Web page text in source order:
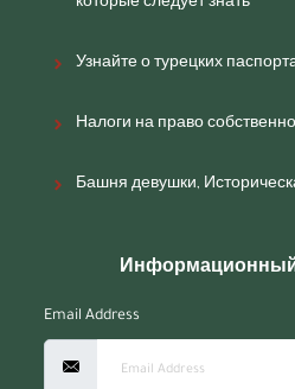
которые следует знать
Узнайте о турецких
Налоги на право
Башня девушки,
Email Address